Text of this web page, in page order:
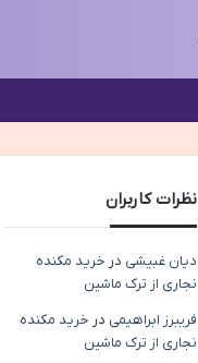
نظرات کاربران
دیان غبیشی در خرید مکنده
نجاری از ترک ماشین
فریبرز ابراهیمی در خرید مکنده
نجاری از ترک ماشین